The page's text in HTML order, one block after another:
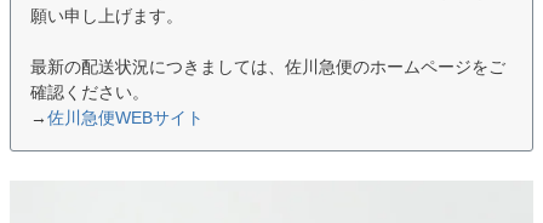
願い申し上げます。
最新の配送状況につきましては、佐川急便のホームページをご
確認ください。
→佐川急便WEBサイト